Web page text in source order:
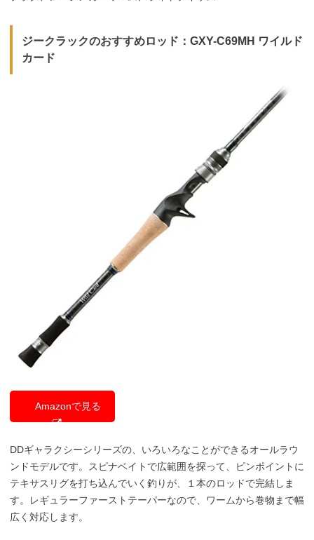
ジークラックのおすすめロッド：GXY-C69MH ワイルド
カード
Amazonで見る
DDギャラクシーシリーズの、いろいろなことができるオールラウ
ンドモデルです。スピナベイトで広範囲を探って、ピンポイントに
テキサスリグを打ち込んでいく釣りが、１本のロッドで完結しま
す。レギュラーファーストテーパーなので、ワームから巻物まで幅
広く対応します。